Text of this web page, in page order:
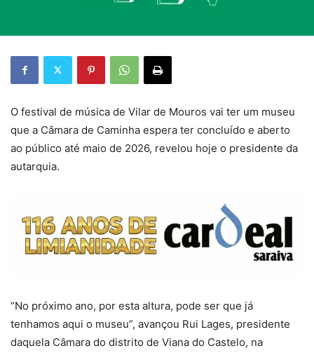
O festival de música de Vilar de Mouros vai ter um museu
que a Câmara de Caminha espera ter concluído e aberto
ao público até maio de 2026, revelou hoje o presidente da
autarquia.
“No próximo ano, por esta altura, pode ser que já
tenhamos aqui o museu”, avançou Rui Lages, presidente
daquela Câmara do distrito de Viana do Castelo, na